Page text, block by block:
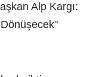
Alp Kargı: